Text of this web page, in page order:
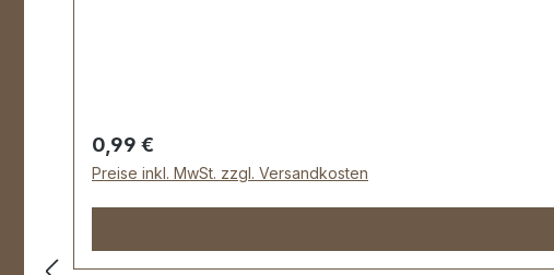
Regulärer Preis:
0,99 €
Preise inkl. MwSt. zzgl. Versandkosten